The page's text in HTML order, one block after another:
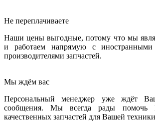
Не переплачиваете
Наши цены выгодные, потому что мы
и работаем напрямую с
производителями запчастей.
Мы ждём вас
Персональный менеджер уже ждёт
сообщения. Мы всегда рады помочь
качественных запчастей для Вашей